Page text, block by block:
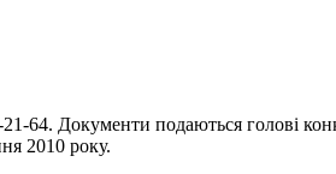
64. Документи подаються голові
2010 року.